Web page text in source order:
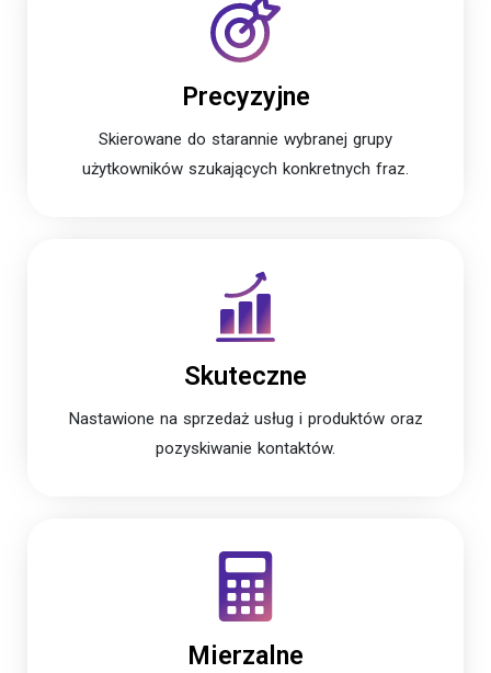
Precyzyjne
Skierowane do starannie wybranej grupy
użytkowników szukających konkretnych fraz.
Skuteczne
Nastawione na sprzedaż usług i produktów oraz
pozyskiwanie kontaktów.
Mierzalne